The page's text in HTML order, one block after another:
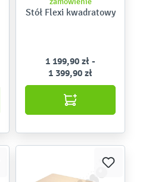
Stół Flexi kwadratowy
1 199,90 zł -
1 399,90 zł